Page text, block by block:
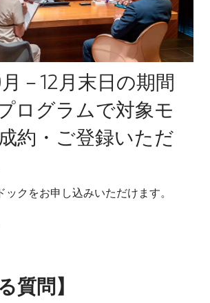
－12月末日の期間
ログラムで対象モ
約・ご登録いただ
クをお申し込みいただけます。
質問】